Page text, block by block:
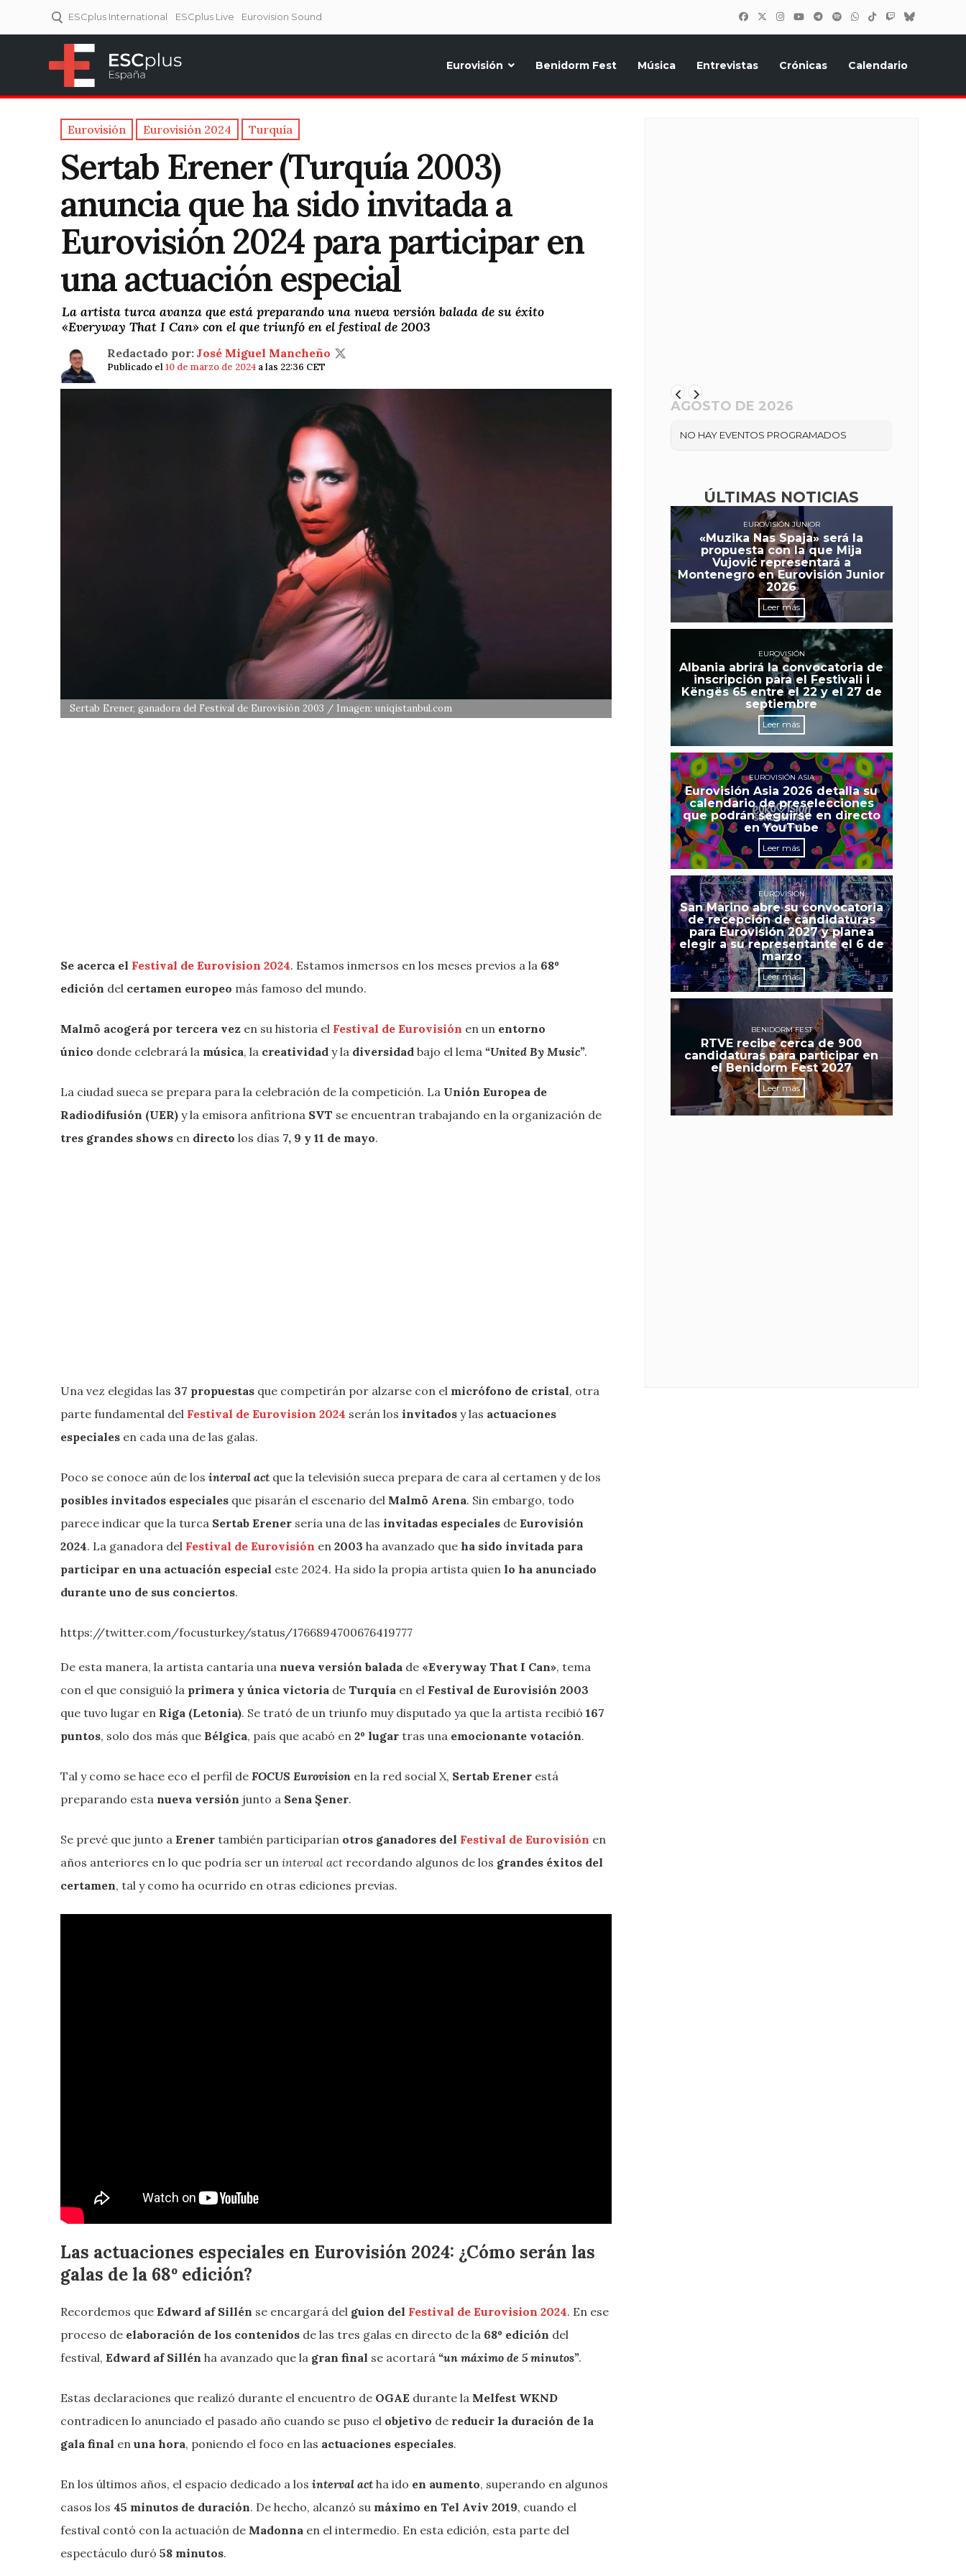
ESCplus International ESCplus Live Eurovision Sound
Eurovisión Benidorm Fest Música Entrevistas Crónicas Calendario
Eurovisión Eurovisión 2024 Turquía
Sertab Erener (Turquía 2003)
anuncia que ha sido invitada a
Eurovisión 2024 para participar en
una actuación especial
La artista turca avanza que está preparando una nueva versión balada de su éxito
«Everyway That I Can» con el que triunfó en el festival de 2003
Redactado por: José Miguel Mancheño
Publicado el10 de marzo de 2024 a las 22:36 CET
Sertab Erener, ganadora del Festival de Eurovisión 2003 / Imagen: uniqistanbul.com
Se acerca el Festival de Eurovision 2024. Estamos inmersos en los meses previos a la 68º
edición del certamen europeo más famoso del mundo.
Malmö acogerá por tercera vez en su historia el Festival de Eurovisión en un entorno
único donde celebrará la música, la creatividad y la diversidad bajo el lema “United By Music”.
La ciudad sueca se prepara para la celebración de la competición. La Unión Europea de
Radiodifusión (UER) y la emisora anfitriona SVT se encuentran trabajando en la organización de
tres grandes shows en directo los días 7, 9 y 11 de mayo.
Una vez elegidas las 37 propuestas que competirán por alzarse con el micrófono de cristal, otra
parte fundamental del Festival de Eurovision 2024 serán los invitados y las actuaciones
especiales en cada una de las galas.
Poco se conoce aún de los interval act que la televisión sueca prepara de cara al certamen y de los
posibles invitados especiales que pisarán el escenario del Malmö Arena. Sin embargo, todo
parece indicar que la turca Sertab Erener sería una de las invitadas especiales de Eurovisión
2024. La ganadora del Festival de Eurovisión en 2003 ha avanzado que ha sido invitada para
participar en una actuación especial este 2024. Ha sido la propia artista quien lo ha anunciado
durante uno de sus conciertos.
https://twitter.com/focusturkey/status/1766894700676419777
De esta manera, la artista cantaría una nueva versión balada de «Everyway That I Can», tema
con el que consiguió la primera y única victoria de Turquía en el Festival de Eurovisión 2003
que tuvo lugar en Riga (Letonia). Se trató de un triunfo muy disputado ya que la artista recibió 167
puntos, solo dos más que Bélgica, país que acabó en 2º lugar tras una emocionante votación.
Tal y como se hace eco el perfil de FOCUS Eurovision en la red social X, Sertab Erener está
preparando esta nueva versión junto a Sena Şener.
Se prevé que junto a Erener también participarían otros ganadores del Festival de Eurovisión en
años anteriores en lo que podría ser un interval act recordando algunos de los grandes éxitos del
certamen, tal y como ha ocurrido en otras ediciones previas.
Las actuaciones especiales en Eurovisión 2024: ¿Cómo serán las
galas de la 68º edición?
Recordemos que Edward af Sillén se encargará del guion del Festival de Eurovision 2024. En ese
proceso de elaboración de los contenidos de las tres galas en directo de la 68º edición del
festival, Edward af Sillén ha avanzado que la gran final se acortará “un máximo de 5 minutos”.
Estas declaraciones que realizó durante el encuentro de OGAE durante la Melfest WKND
contradicen lo anunciado el pasado año cuando se puso el objetivo de reducir la duración de la
gala final en una hora, poniendo el foco en las actuaciones especiales.
En los últimos años, el espacio dedicado a los interval act ha ido en aumento, superando en algunos
casos los 45 minutos de duración. De hecho, alcanzó su máximo en Tel Aviv 2019, cuando el
festival contó con la actuación de Madonna en el intermedio. En esta edición, esta parte del
espectáculo duró 58 minutos.
AGOSTO DE 2026
NO HAY EVENTOS PROGRAMADOS
ÚLTIMAS NOTICIAS
EUROVISIÓN JUNIOR
«Muzika Nas Spaja» será la
propuesta con la que Mija
Vujović representará a
Montenegro en Eurovisión Junior
2026
Leer más
EUROVISIÓN
Albania abrirá la convocatoria de
inscripción para el Festivali i
Këngës 65 entre el 22 y el 27 de
septiembre
Leer más
EUROVISIÓN ASIA
Eurovisión Asia 2026 detalla su
calendario de preselecciones
que podrán seguirse en directo
en YouTube
Leer más
EUROVISIÓN
San Marino abre su convocatoria
de recepción de candidaturas
para Eurovisión 2027 y planea
elegir a su representante el 6 de
marzo
Leer más
BENIDORM FEST
RTVE recibe cerca de 900
candidaturas para participar en
el Benidorm Fest 2027
Leer más